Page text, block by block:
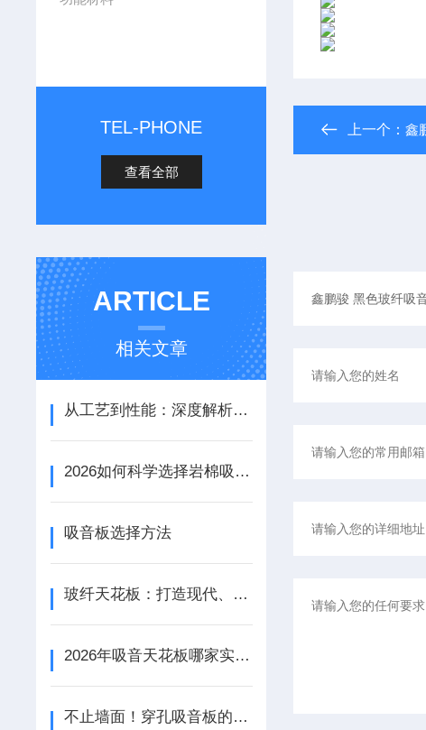
TEL-PHONE
查看全部
ARTICLE
相关文章
从工艺到性能：深度解析铝天花吸音板的结构优势与应用场景
2026如何科学选择岩棉吸音板：性能参数、安装工艺与场景适配
吸音板选择方法
玻纤天花板：打造现代、美观与实用的室内空间
2026年吸音天花板哪家实力强？鹏骏源头工厂揭秘：A级防火与降噪实测数据
不止墙面！穿孔吸音板的隐藏应用版图，藏着多少降噪新可能？
上一个：鑫